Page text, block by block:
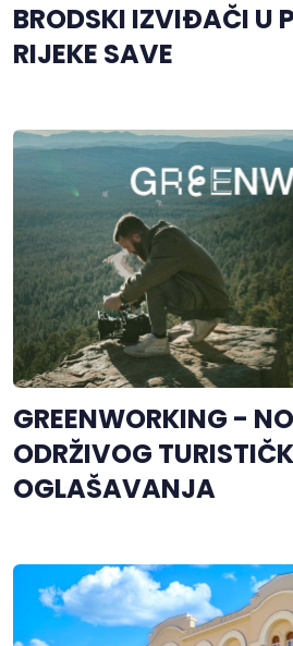
BRODSKI IZVIĐAČI U
RIJEKE SAVE
GREENWORKING -
ODRŽIVOG
OGLAŠAVANJA